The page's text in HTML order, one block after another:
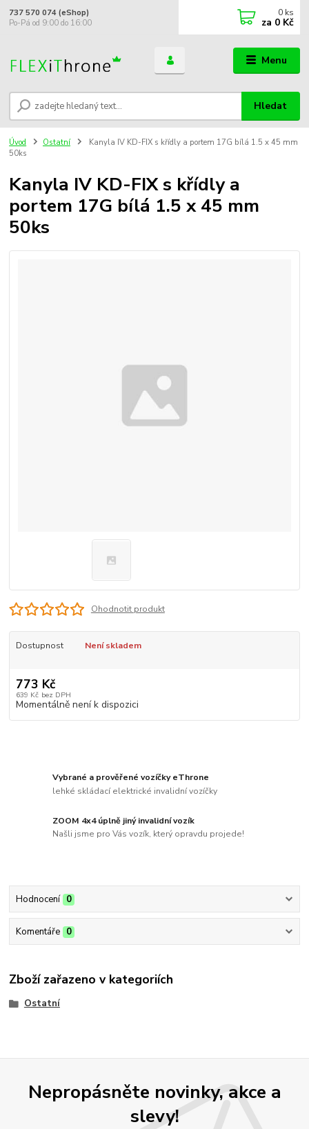
Menu
Hledat
737 570 074 (eShop)
Po-Pá od 9:00 do 16:00
0 ks
za 0 Kč
Úvod Ostatní
Kanyla IV KD-FIX s křídly a portem 17G bílá 1.5 x 45 mm
50ks
Kanyla IV KD-FIX s křídly a
portem 17G bílá 1.5 x 45 mm
50ks
Ohodnotit produkt
Dostupnost Není skladem
773 Kč
639 Kč bez DPH
Momentálně není k dispozici
Vybrané a prověřené vozíčky eThrone
lehké skládací elektrické invalidní vozíčky
ZOOM 4x4 úplně jiný invalidní vozík
Našli jsme pro Vás vozík, který opravdu projede!
Hodnocení 0
Komentáře 0
Zboží zařazeno v kategoriích
Ostatní
Nepropásněte novinky, akce a
slevy!